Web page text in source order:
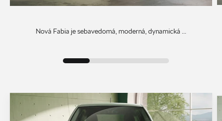
Nová Fabia je sebavedomá, moderná, dynamická ...